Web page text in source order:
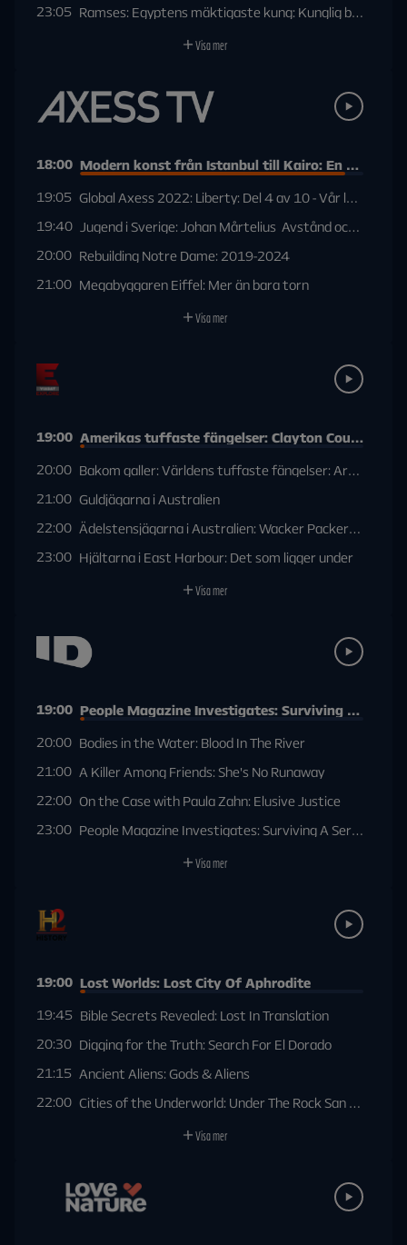
23:05 Ramses: Egyptens mäktigaste kung: Kunglig barndom
Visa mer
18:00 Modern konst från Istanbul till Kairo: En
19:05 Global Axess 2022: Liberty: Del 4 av 10 - Vår långa
19:40
Jugend i Sverige: Johan Mårtelius  Avstånd och närhet
20:00 Rebuilding Notre Dame: 2019-2024
21:00 Megabyggaren Eiffel: Mer än bara torn
Visa mer
19:00 Amerikas tuffaste fängelser: Clayton County,
20:00 Bakom galler: Världens tuffaste fängelser: Armavir
21:00 Guldjägarna i Australien
22:00 Ädelstensjägarna i Australien: Wacker Packer-stress
23:00 Hjältarna i East Harbour: Det som ligger under
Visa mer
19:00 People Magazine Investigates: Surviving A Serial
20:00 Bodies in the Water: Blood In The River
21:00 A Killer Among Friends: She's No Runaway
22:00 On the Case with Paula Zahn: Elusive Justice
23:00 People Magazine Investigates: Surviving A Serial Killer:
Visa mer
19:00 Lost Worlds: Lost City Of Aphrodite
19:45 Bible Secrets Revealed: Lost In Translation
20:30 Digging for the Truth: Search For El Dorado
21:15 Ancient Aliens: Gods & Aliens
22:00 Cities of the Underworld: Under The Rock San Francisco
Visa mer